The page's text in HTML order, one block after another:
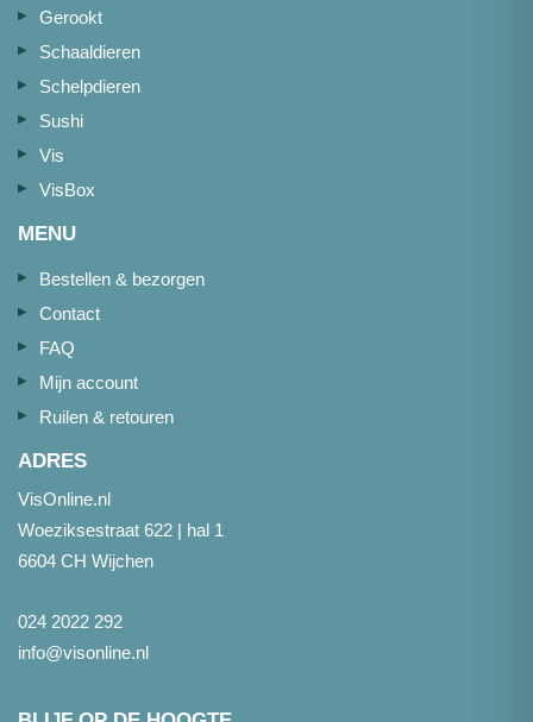
Gerookt
Schaaldieren
Schelpdieren
Sushi
Vis
VisBox
MENU
Bestellen & bezorgen
Contact
FAQ
Mijn account
Ruilen & retouren
ADRES
VisOnline.nl
Woeziksestraat 622 | hal 1
6604 CH Wijchen
024 2022 292
info@visonline.nl